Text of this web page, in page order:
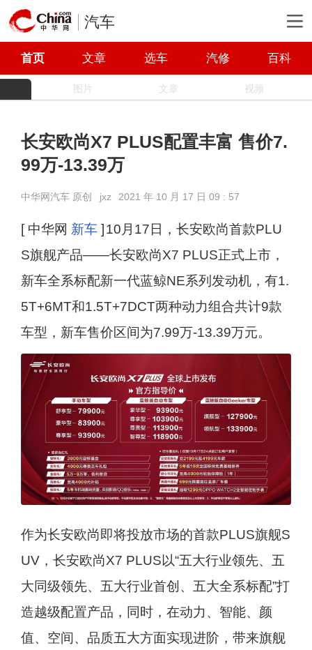
汽车
首页 文章 选车 汽修 百科
图片 文章 视频
长安欧尚X7 PLUS配置丰富 售价7.
99万-13.39万
中华网汽车 原创 jxz 2021 年 10 月 17 日 09 : 57
[ 中华网 新车] 10月17日，长安欧尚首款PLU
S旗舰产品——长安欧尚X7 PLUS正式上市，
新车全系标配新一代蓝鲸NE系列发动机，有1.
5T+6MT和1.5T+7DCT两种动力组合共计9款
车型，新车售价区间为7.99万-13.39万元。
作为长安欧尚即将投放市场的首款PLUS旗舰S
UV，长安欧尚X7 PLUS以“五大行业领先、五
大同级领先、五大行业首创、五大全系标配”打
造越级配置产品，同时，在动力、智能、颜
值、空间、品质五大方面实现进阶，带来旗舰